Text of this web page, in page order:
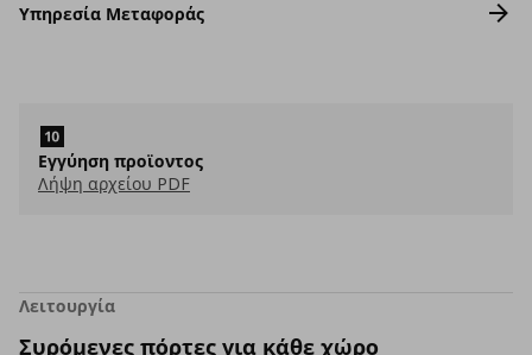
Υπηρεσία Μεταφοράς
Εγγύηση προϊοντος
Λήψη αρχείου PDF
Λειτουργία
Συρόμενες πόρτες για κάθε χώρο